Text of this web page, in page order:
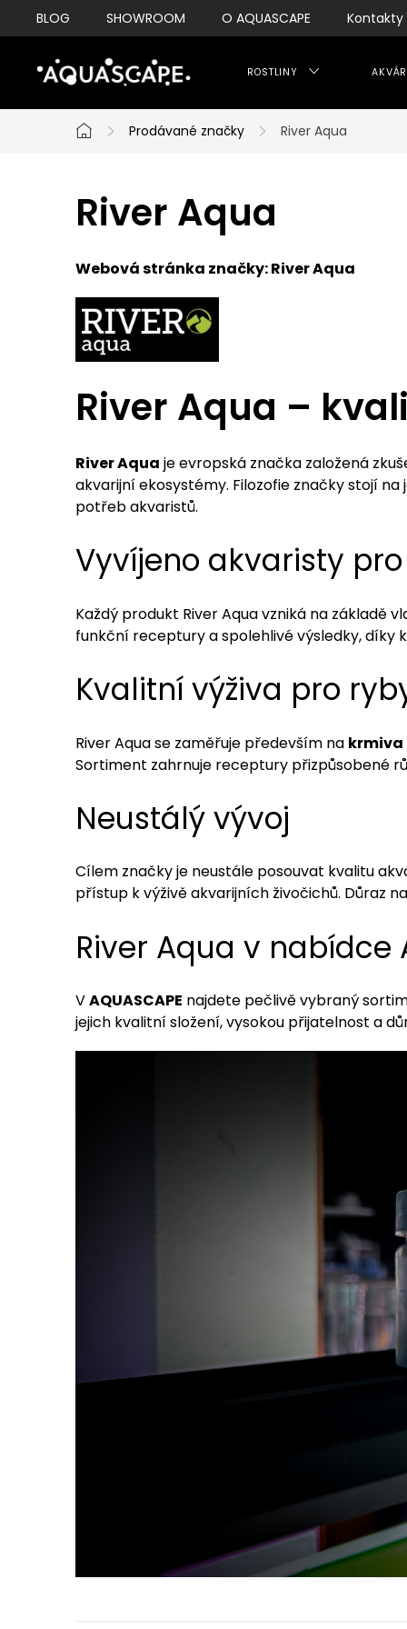
Přejít
na
BLOG SHOWROOM O AQUASCAPE Kontakty
ROSTLINY
Domů
Prodávané značky River Aqua
River Aqua
Webová stránka značky:River Aqua
River Aqua –
River Aqua je evropská značka založená
akvarijní ekosystémy. Filozofie značky stojí
potřeb akvaristů.
Vyvíjeno akvaristy
Každý produkt River Aqua vzniká na základě
funkční receptury a spolehlivé výsledky, díky
Kvalitní výživa pro
River Aqua se zaměřuje především na krmiva
Sortiment zahrnuje receptury přizpůsobené
Neustálý vývoj
Cílem značky je neustále posouvat kvalitu
přístup k výživě akvarijních živočichů. Důraz
River Aqua v nabídce
VAQUASCAPE najdete pečlivě vybraný
jejich kvalitní složení, vysokou přijatelnost a